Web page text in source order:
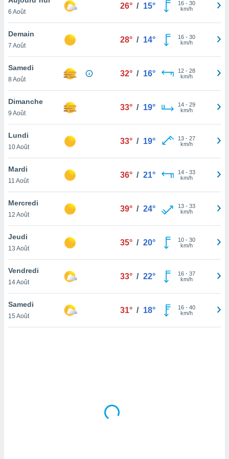
et
»,
au
vous
qu'ils
ou
le
ainsi
un
la
du
en
de
6 Août
26° / 15° 16- 30
km/h
Demain
7 Août
28° / 14° 16- 30
km/h
Samedi
8 Août
32° / 16° 12- 28
km/h
Dimanche
9 Août
33° / 19° 14- 29
km/h
Lundi
10 Août
33° / 19° 13- 27
km/h
Mardi
11 Août
36° / 21° 14- 33
km/h
Mercredi
12 Août
39° / 24° 13- 33
km/h
Jeudi
13 Août
35° / 20° 10- 30
km/h
Vendredi
14 Août
33° / 22° 16- 37
km/h
Samedi
15 Août
31° / 18° 16- 40
km/h